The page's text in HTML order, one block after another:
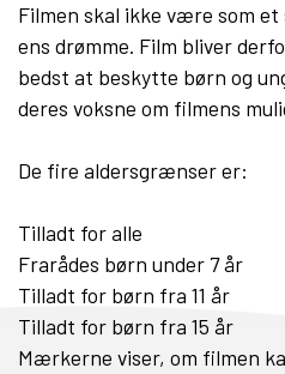
Filmen skal ikke være som et
ens drømme. Film bliver
bedst at beskytte børn og
deres voksne om filmens
De fire aldersgrænser er:
Tilladt for alle
Frarådes børn under 7 år
Tilladt for børn fra 11 år
Tilladt for børn fra 15 år
Mærkerne viser, om filmen